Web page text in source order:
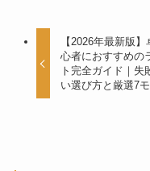
【2026年最新版】
心者におすすめの
ト完全ガイド｜失
い選び方と厳選7